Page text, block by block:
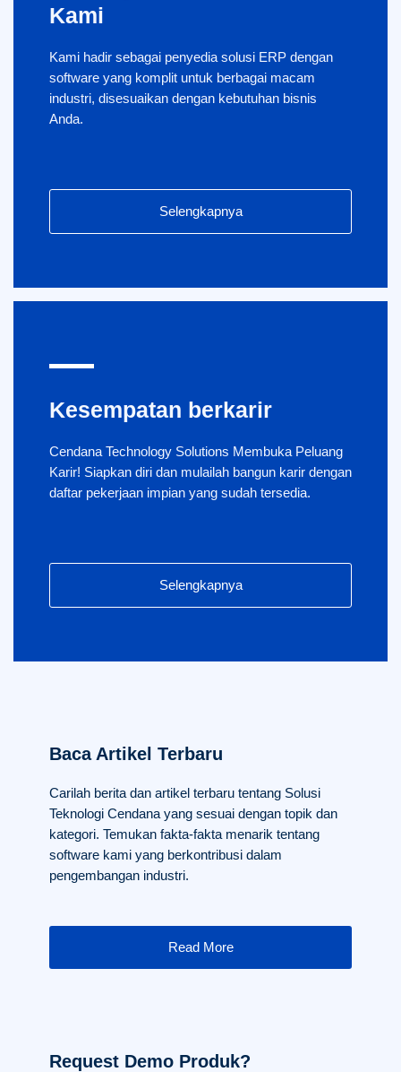
Kami
Kami hadir sebagai penyedia solusi ERP dengan
software yang komplit untuk berbagai macam
industri, disesuaikan dengan kebutuhan bisnis
Anda.
Selengkapnya
Kesempatan berkarir
Cendana Technology Solutions Membuka Peluang
Karir! Siapkan diri dan mulailah bangun karir dengan
daftar pekerjaan impian yang sudah tersedia.
Selengkapnya
Request Demo Produk?
Baca Artikel Terbaru
Carilah berita dan artikel terbaru tentang Solusi
Teknologi Cendana yang sesuai dengan topik dan
kategori. Temukan fakta-fakta menarik tentang
software kami yang berkontribusi dalam
pengembangan industri.
Read More